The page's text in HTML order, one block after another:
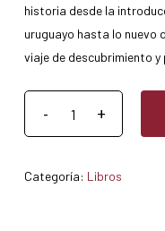
historia desde la
uruguayo hasta lo nuevo
viaje de descubrimiento y
Categoría: Libros